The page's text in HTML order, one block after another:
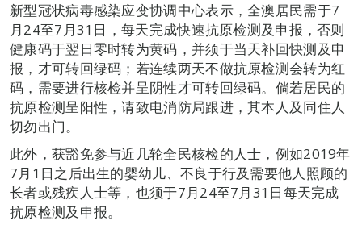
新型冠状病毒感染应变协调中心表示，全澳居民需于7
月24至7月31日，每天完成快速抗原检测及申报，否则
健康码于翌日零时转为黄码，并须于当天补回快测及申
报，才可转回绿码；若连续两天不做抗原检测会转为红
码，需要进行核检并呈阴性才可转回绿码。倘若居民的
抗原检测呈阳性，请致电消防局跟进，其本人及同住人
切勿出门。
此外，获豁免参与近几轮全民核检的人士，例如2019年
7月1日之后出生的婴幼儿、不良于行及需要他人照顾的
长者或残疾人士等，也须于7月24至7月31日每天完成
抗原检测及申报。